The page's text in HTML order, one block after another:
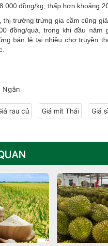
đồng/kg, thấp hơn khoảng
thị trường trứng gia cầm cũng
đồng/quả, trong khi đầu
bán lẻ tại nhiều chợ truyền
Ngân
rau củ Giá mít Thái Giá